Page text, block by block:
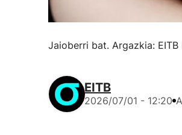
Jaioberri bat. Argazkia: EITB
EITB
2026/07/01 - 12:20